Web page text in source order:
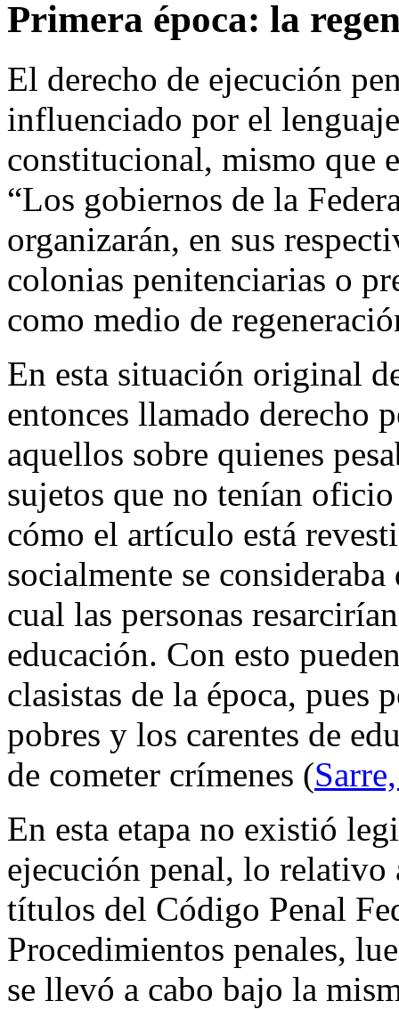
Primera época: la
El derecho de ejecución
influenciado por el
constitucional, mismo que
“Los gobiernos de la
organizarán, en sus
colonias penitenciarias o
como medio de
En esta situación original
entonces llamado derecho
aquellos sobre quienes
sujetos que no tenían
cómo el artículo está
socialmente se
cual las personas
educación. Con esto
clasistas de la época, pues
pobres y los carentes de
de cometer crímenes (
En esta etapa no existió
ejecución penal, lo relativo
títulos del Código Penal
Procedimientos penales,
se llevó a cabo bajo la